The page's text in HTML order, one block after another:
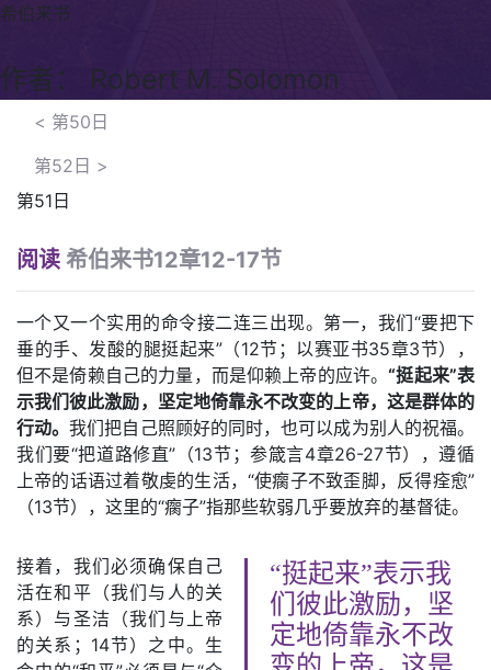
希伯来书
作者： Robert M. Solomon
< 第50日
第52日 >
第51日
阅读 希伯来书12章12-17节
一个又一个实用的命令接二连三出现。第一，我们“要把下
垂的手、发酸的腿挺起来”（12节；以赛亚书35章3节），
但不是倚赖自己的力量，而是仰赖上帝的应许。“挺起来”表
示我们彼此激励，坚定地倚靠永不改变的上帝，这是群体的
行动。我们把自己照顾好的同时，也可以成为别人的祝福。
我们要“把道路修直”（13节；参箴言4章26-27节），遵循
上帝的话语过着敬虔的生活，“使瘸子不致歪脚，反得痊愈”
（13节），这里的“瘸子”指那些软弱几乎要放弃的基督徒。
“挺起来”表示我
们彼此激励，坚
定地倚靠永不改
接着，我们必须确保自己
活在和平（我们与人的关
系）与圣洁（我们与上帝
的关系；14节）之中。生